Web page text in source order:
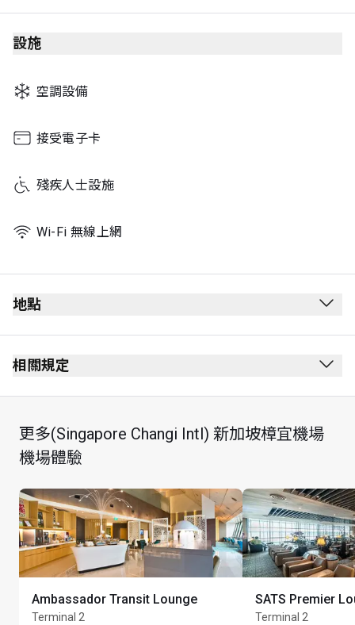
設施
空調設備
接受電子卡
殘疾人士設施
Wi-Fi 無線上網
地點
離境候機室
通過安全檢查後
Departure Transit Area South
Unit No. 02-41
相關規定
禁止吸煙（包括電子煙）
穿著要求： 整齊便服
持卡者可於 24 小時期間內使用其到訪貴賓室專享禮遇享
用 1 客餐廳指定套餐。
A set menu represents a single lounge visit within the
Cardholder’s existing lounge visit allocation for which
the Cardholder will, where applicable, be charged. E.g. if
a Cardholder registers 1 Guest they also will be able to
take advantage of 1 set menu designated by the
Cardholder visit + 1 Guest visit on their account.
更多(Singapore Changi Intl) 新加坡樟宜機場
機場體驗
Ambassador Transit Lounge
Terminal 2
SATS Premier
Terminal 2